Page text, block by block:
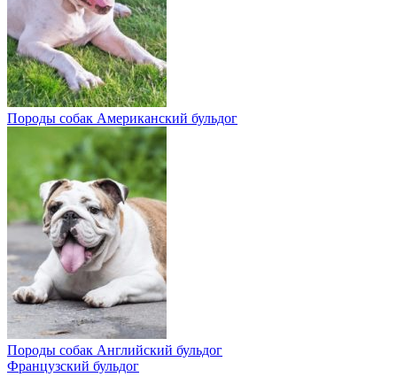
Породы собак Американский бульдог
Породы собак Английский бульдог
Французский бульдог